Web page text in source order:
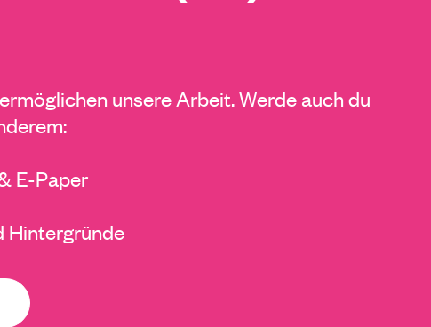
unsere Arbeit. Werde auch du
E-Paper
Hintergründe